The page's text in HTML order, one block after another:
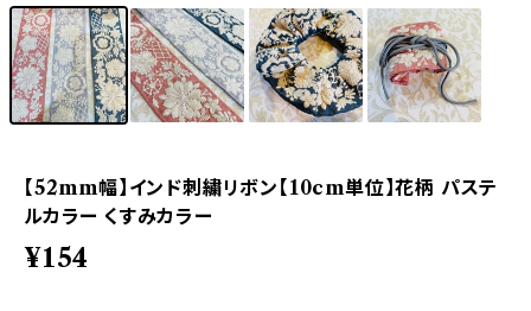
【52mm幅】インド刺繍リボン【10cm単位】花柄 パステ
ルカラー くすみカラー
¥154